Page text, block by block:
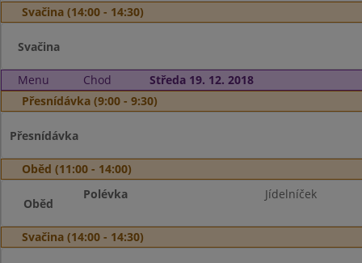
Svačina (14:00 - 14:30)
Svačina
Menu Chod
Středa 19. 12. 2018
Přesnídávka (9:00 - 9:30)
Přesnídávka
Oběd (11:00 - 14:00)
Oběd
Polévka Jídelníček
Svačina (14:00 - 14:30)